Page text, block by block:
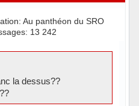
Au panthéon du SRO
13 242
la dessus??